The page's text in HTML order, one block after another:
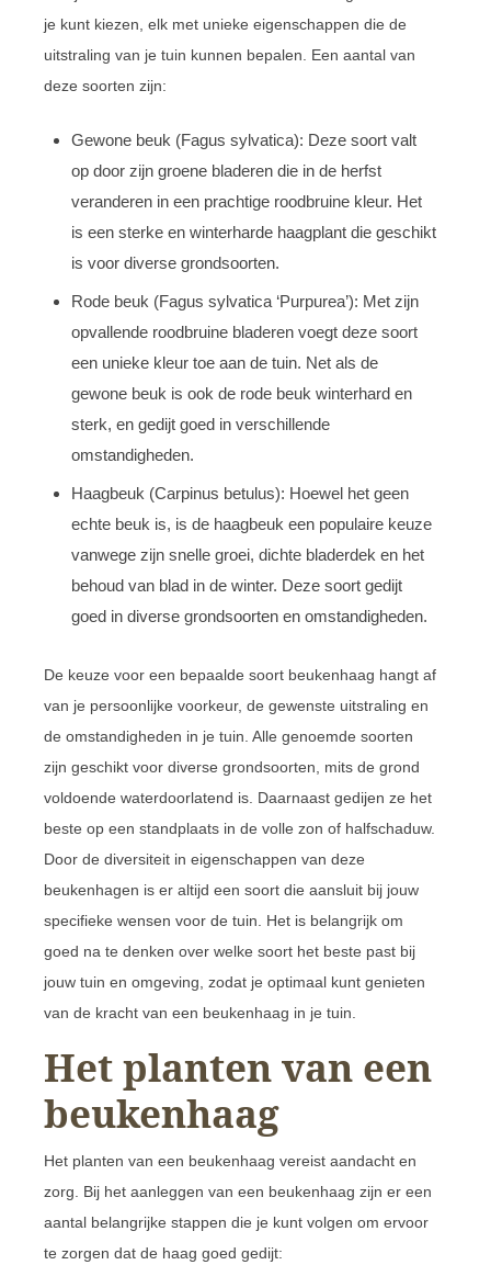
je kunt kiezen, elk met unieke eigenschappen die de
uitstraling van je tuin kunnen bepalen. Een aantal van
deze soorten zijn:
Gewone beuk (Fagus sylvatica): Deze soort valt
op door zijn groene bladeren die in de herfst
veranderen in een prachtige roodbruine kleur. Het
is een sterke en winterharde haagplant die geschikt
is voor diverse grondsoorten.
Rode beuk (Fagus sylvatica ‘Purpurea’): Met zijn
opvallende roodbruine bladeren voegt deze soort
een unieke kleur toe aan de tuin. Net als de
gewone beuk is ook de rode beuk winterhard en
sterk, en gedijt goed in verschillende
omstandigheden.
Haagbeuk (Carpinus betulus): Hoewel het geen
echte beuk is, is de haagbeuk een populaire keuze
vanwege zijn snelle groei, dichte bladerdek en het
behoud van blad in de winter. Deze soort gedijt
goed in diverse grondsoorten en omstandigheden.
De keuze voor een bepaalde soort beukenhaag hangt af
van je persoonlijke voorkeur, de gewenste uitstraling en
de omstandigheden in je tuin. Alle genoemde soorten
zijn geschikt voor diverse grondsoorten, mits de grond
voldoende waterdoorlatend is. Daarnaast gedijen ze het
beste op een standplaats in de volle zon of halfschaduw.
Door de diversiteit in eigenschappen van deze
beukenhagen is er altijd een soort die aansluit bij jouw
specifieke wensen voor de tuin. Het is belangrijk om
goed na te denken over welke soort het beste past bij
jouw tuin en omgeving, zodat je optimaal kunt genieten
van de kracht van een beukenhaag in je tuin.
Het planten van een
beukenhaag
Het planten van een beukenhaag vereist aandacht en
zorg. Bij het aanleggen van een beukenhaag zijn er een
aantal belangrijke stappen die je kunt volgen om ervoor
te zorgen dat de haag goed gedijt: